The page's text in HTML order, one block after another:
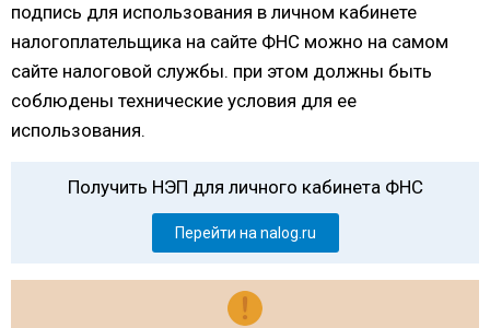
подпись для использования в личном кабинете
налогоплательщика на сайте ФНС можно на самом
сайте налоговой службы. при этом должны быть
соблюдены технические условия для ее
использования.
Получить НЭП для личного кабинета ФНС
Перейти на nalog.ru